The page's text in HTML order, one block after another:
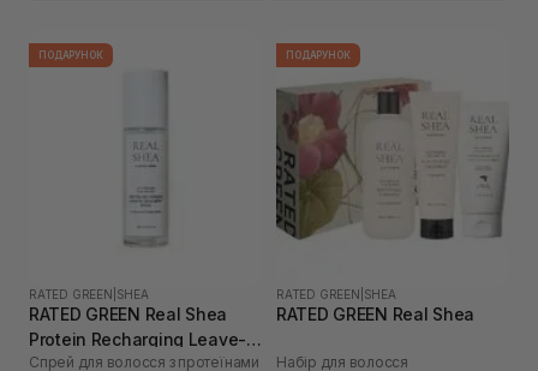
ПОДАРУНОК
RATED GREEN SHEA
RATED GREEN Real Shea
Protein Recharging Leave-in
Treatment Spray для
Спрей для волосся з протеїнами
ПОДАРУНОК
RATED GREEN SHEA
RATED GREEN Real Shea
Набір для волосся